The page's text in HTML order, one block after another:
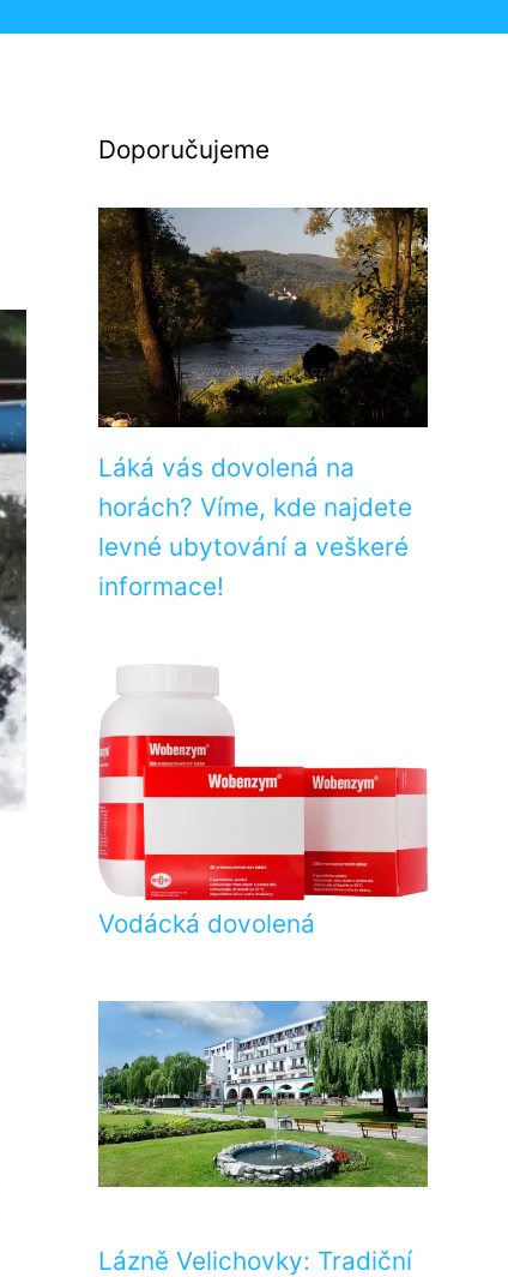
Doporučujeme
Láká vás dovolená na
horách? Víme, kde najdete
levné ubytování a veškeré
informace!
Vodácká dovolená
Lázně Velichovky: Tradiční